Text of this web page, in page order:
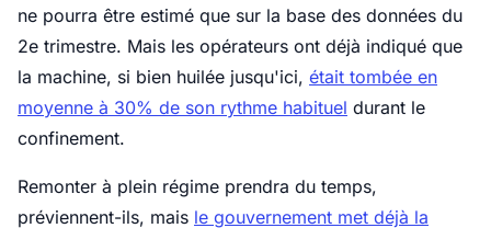
ne pourra être estimé que sur la base des données du
2e trimestre. Mais les opérateurs ont déjà indiqué que
la machine, si bien huilée jusqu'ici, était tombée en
moyenne à 30% de son rythme habituel durant le
confinement.
Remonter à plein régime prendra du temps,
préviennent-ils, mais le gouvernement met déjà la